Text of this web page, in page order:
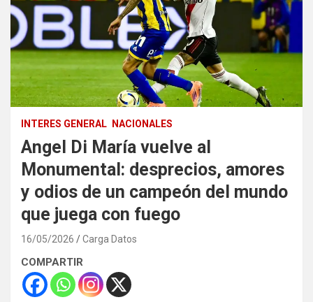
INTERES GENERAL NACIONALES
Angel Di María vuelve al
Monumental: desprecios, amores
y odios de un campeón del mundo
que juega con fuego
16/05/2026 Carga Datos
COMPARTIR